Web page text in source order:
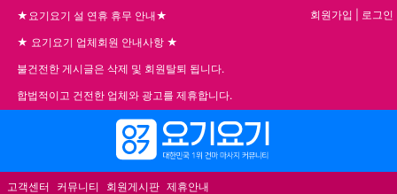
★요기요기 설 연휴 휴무 안내★
★ 요기요기 업체회원 안내사항 ★
불건전한 게시글은 삭제 및 회원탈퇴 됩니다.
합법적이고 건전한 업체와 광고를 제휴합니다.
회원가입 로그인
고객센터 커뮤니티 회원게시판 제휴안내